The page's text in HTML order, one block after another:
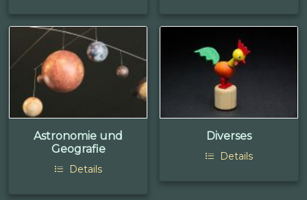
Astronomie und
Geografie
Details
Diverses
Details